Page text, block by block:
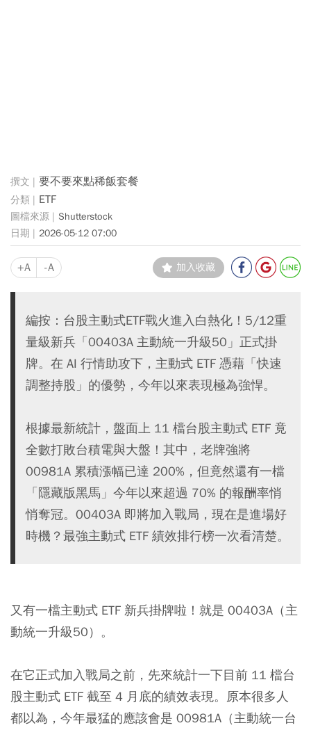
要不要來點稀飯套餐
ETF
Shutterstock
2026-05-12 07:00
+A -A 加入收藏
編按：台股主動式ETF戰火進入白熱化！5/12重
量級新兵「00403A 主動統一升級50」正式掛
牌。在 AI 行情助攻下，主動式 ETF 憑藉「快速
調整持股」的優勢，今年以來表現極為強悍。
根據最新統計，盤面上 11 檔台股主動式 ETF 竟
全數打敗台積電與大盤！其中，老牌強將
00981A 累積漲幅已達 200%，但竟然還有一檔
「隱藏版黑馬」今年以來超過 70% 的報酬率悄
悄奪冠。00403A 即將加入戰局，現在是進場好
時機？最強主動式 ETF 績效排行榜一次看清楚。
又有一檔主動式 ETF 新兵掛牌啦！就是 00403A （主
動統一升級50）。
在它正式加入戰局之前，先來統計一下目前 11 檔台
股主動式 ETF 截至 4 月底的績效表現。原本很多人
都以為，今年最猛的應該會是 00981A （主動統一台